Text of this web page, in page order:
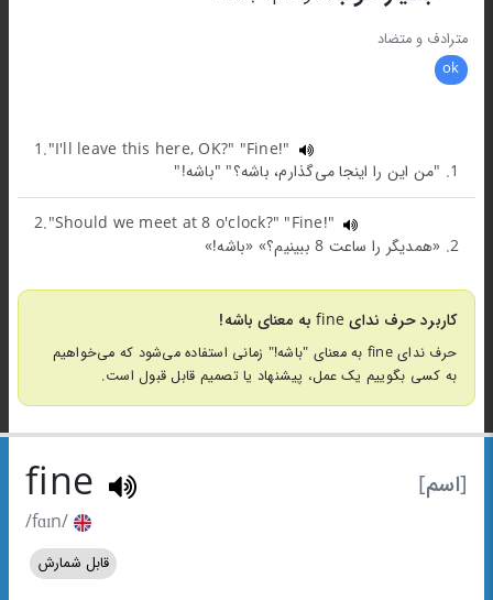
مترادف و متضاد
ok
1."I'll leave this here, OK?" "Fine!"
1. "من این را اینجا می‌گذارم، باشه؟" "باشه!"
2."Should we meet at 8 o'clock?" "Fine!"
2. «همدیگر را ساعت 8 ببینیم؟» «باشه!»
کاربرد حرف ندای fine به معنای باشه!
حرف ندای fine به معنای "باشه!" زمانی استفاده می‌شود که می‌خواهیم
به کسی بگوییم یک عمل، پیشنهاد یا تصمیم قابل قبول است.
[اسم] fine
/fɑɪn/
قابل شمارش